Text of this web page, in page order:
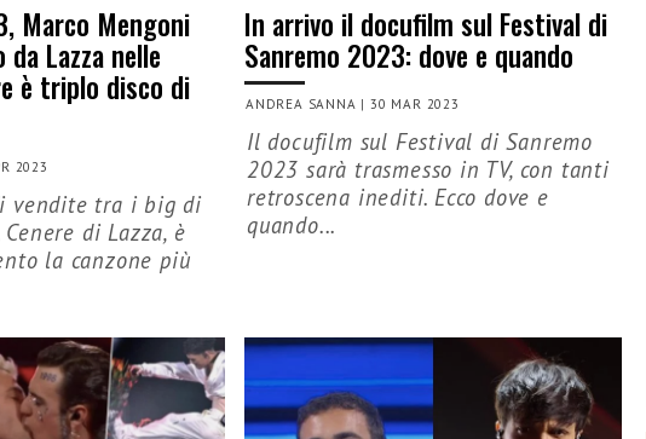
Marco Mengoni
Lazza nelle
è triplo disco di
2023
vendite tra i big di
di Lazza, è
la canzone più
In arrivo il docufilm sul Festival di
Sanremo 2023: dove e quando
ANDREA SANNA |30 MAR 2023
Il docufilm sul Festival di Sanremo
2023 sarà trasmesso in TV, con tanti
retroscena inediti. Ecco dove e
quando...